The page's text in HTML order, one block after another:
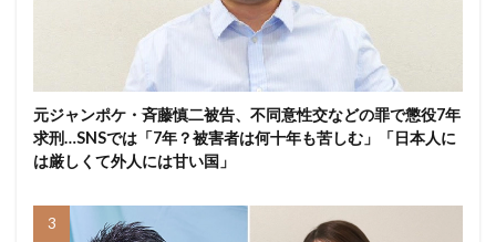
元ジャンポケ・斉藤慎二被告、不同意性交などの罪で懲役7年
求刑…SNSでは「7年？被害者は何十年も苦しむ」「日本人に
は厳しくて外人には甘い国」